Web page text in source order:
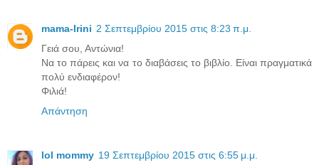
mama-Irini 2 Σεπτεμβρίου 2015 στις 8:23 π.μ.
Γειά σου, Αντώνια!
Να το πάρεις και να το διαβάσεις το βιβλίο. Είναι πραγματικά
πολύ ενδιαφέρον!
Φιλιά!
Απάντηση
lol mommy 19 Σεπτεμβρίου 2015 στις 6:55 μ.μ.